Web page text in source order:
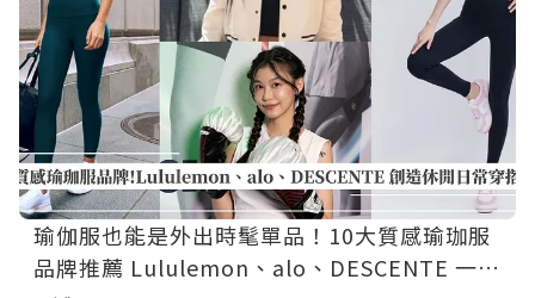
瑜伽服也能是外出時髦單品！10大質感瑜珈服
品牌推薦 Lululemon、alo、DESCENTE 一起